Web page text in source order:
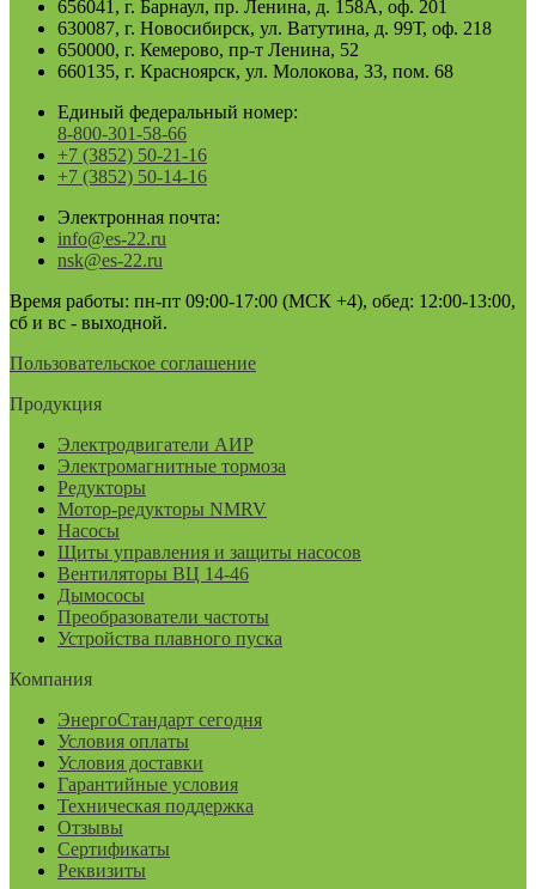
656041, г. Барнаул, пр. Ленина, д. 158А, оф. 201
630087, г. Новосибирск, ул. Ватутина, д. 99Т, оф. 218
650000, г. Кемерово, пр-т Ленина, 52
660135, г. Красноярск, ул. Молокова, 33, пом. 68
Единый федеральный номер:
8-800-301-58-66
+7 (3852) 50-21-16
+7 (3852) 50-14-16
Электронная почта:
info@es-22.ru
nsk@es-22.ru
Время работы: пн-пт 09:00-17:00 (МСК +4), обед: 12:00-13:00,
сб и вс - выходной.
Пользовательское соглашение
Продукция
Электродвигатели АИР
Электромагнитные тормоза
Редукторы
Мотор-редукторы NMRV
Насосы
Щиты управления и защиты насосов
Вентиляторы ВЦ 14-46
Дымососы
Преобразователи частоты
Устройства плавного пуска
Компания
ЭнергоСтандарт сегодня
Условия оплаты
Условия доставки
Гарантийные условия
Техническая поддержка
Отзывы
Сертификаты
Реквизиты